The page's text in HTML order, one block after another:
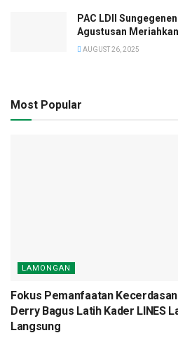
PAC LDII
Agustusan
AUGUST 26, 2025
Most Popular
LAMONGAN
Fokus Pemanfaatan
Derry Bagus Latih Kader LINES
Langsung